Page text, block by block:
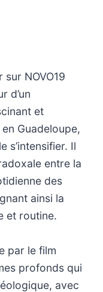
NOVO19
d’un
et
Guadeloupe,
s’intensifier. Il
entre la
des
ainsi la
et routine.
par le film
profonds qui
avec